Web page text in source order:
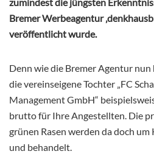
Bremer Werbeagentur
veröffentlicht wurde.
Denn wie die Bremer Agentur
die vereinseigene Tochter „FC
Management GmbH“
brutto für Ihre Angestellten. Die
grünen Rasen werden da doch um
und behandelt.